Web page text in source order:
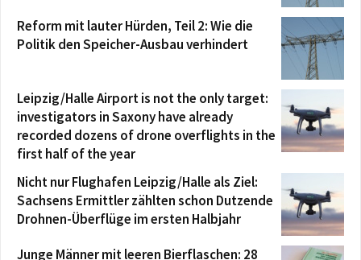
Reform mit lauter Hürden, Teil 2: Wie die
Politik den Speicher-Ausbau verhindert
Leipzig/Halle Airport is not the only target:
investigators in Saxony have already
recorded dozens of drone overflights in the
first half of the year
Nicht nur Flughafen Leipzig/Halle als Ziel:
Sachsens Ermittler zählten schon Dutzende
Drohnen-Überflüge im ersten Halbjahr
Junge Männer mit leeren Bierflaschen: 28